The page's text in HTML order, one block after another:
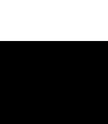
Keizer Karel Fietsroute